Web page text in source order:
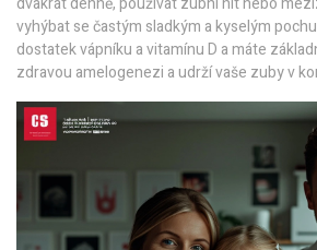
vyhýbat se častým sladkým a kyselým
dostatek vápníku a vitamínu D a máte
zdravou amelogenezi a udrží vaše zuby v